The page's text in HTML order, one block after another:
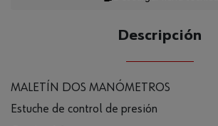
Descripción
MALETÍN DOS MANÓMETROS
Estuche de control de presión